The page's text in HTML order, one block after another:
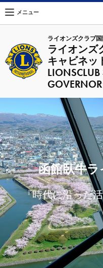
ライオンズクラブ
ライオンズ
キャビネッ
LIONSCLUB
メニュー
函館臥牛
『時代に沿った